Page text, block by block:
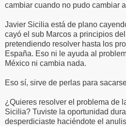
cambiar cuando no pudo cambiar
Javier Sicilia está de plano
cayó el sub Marcos a principios
pretendiendo resolver hasta los
España. Eso ni le ayuda al
México ni cambia nada.
Eso sí, sirve de perlas para
¿Quieres resolver el problema de
Sicilia? Tuviste la oportunidad
desperdiciaste haciéndote el